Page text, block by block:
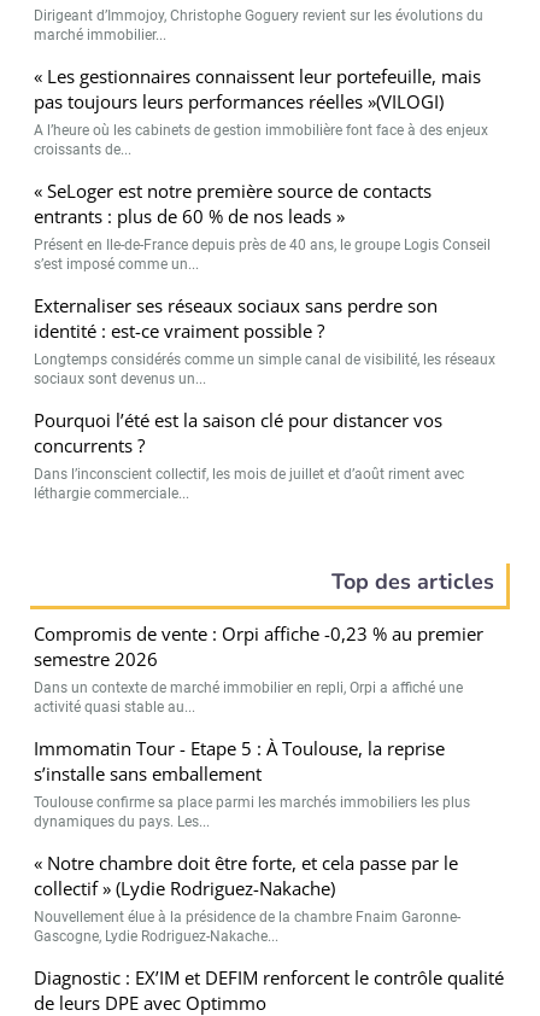
Dirigeant d’Immojoy, Christophe Goguery revient sur les évolutions du
marché immobilier...
« Les gestionnaires connaissent leur portefeuille, mais
pas toujours leurs performances réelles »(VILOGI)
A l’heure où les cabinets de gestion immobilière font face à des enjeux
croissants de...
« SeLoger est notre première source de contacts
entrants : plus de 60 % de nos leads »
Présent en Ile-de-France depuis près de 40 ans, le groupe Logis Conseil
s’est imposé comme un...
Externaliser ses réseaux sociaux sans perdre son
identité : est-ce vraiment possible ?
Longtemps considérés comme un simple canal de visibilité, les réseaux
sociaux sont devenus un...
Pourquoi l’été est la saison clé pour distancer vos
concurrents ?
Dans l’inconscient collectif, les mois de juillet et d’août riment avec
léthargie commerciale...
Top des articles
Compromis de vente : Orpi affiche -0,23 % au premier
semestre 2026
Dans un contexte de marché immobilier en repli, Orpi a affiché une
activité quasi stable au...
Immomatin Tour - Etape 5 : À Toulouse, la reprise
s’installe sans emballement
Toulouse confirme sa place parmi les marchés immobiliers les plus
dynamiques du pays. Les...
« Notre chambre doit être forte, et cela passe par le
collectif » (Lydie Rodriguez-Nakache)
Nouvellement élue à la présidence de la chambre Fnaim Garonne-
Gascogne, Lydie Rodriguez-Nakache...
Diagnostic : EX’IM et DEFIM renforcent le contrôle qualité
de leurs DPE avec Optimmo